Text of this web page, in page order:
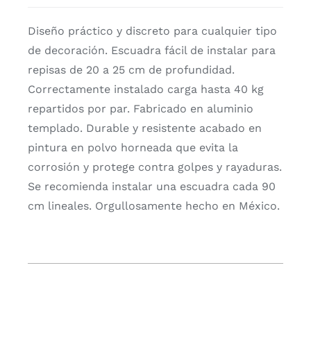
Diseño práctico y discreto para cualquier tipo
de decoración. Escuadra fácil de instalar para
repisas de 20 a 25 cm de profundidad.
Correctamente instalado carga hasta 40 kg
repartidos por par. Fabricado en aluminio
templado. Durable y resistente acabado en
pintura en polvo horneada que evita la
corrosión y protege contra golpes y rayaduras.
Se recomienda instalar una escuadra cada 90
cm lineales. Orgullosamente hecho en México.